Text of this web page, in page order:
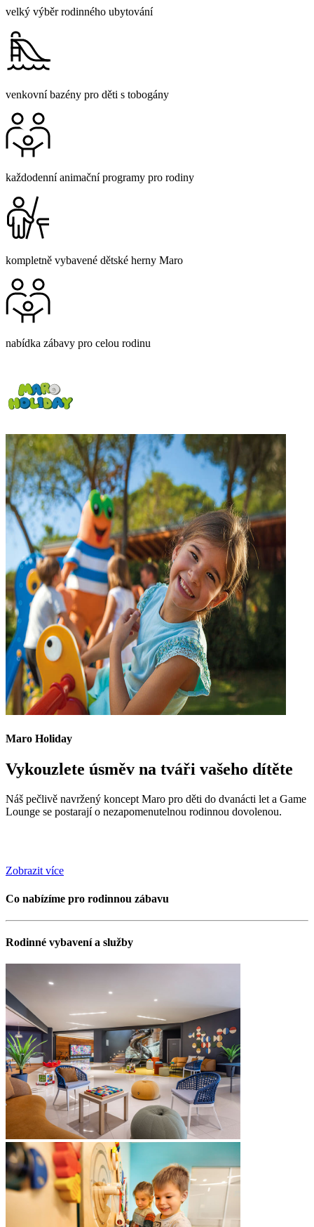
velký výběr rodinného ubytování
venkovní bazény pro děti s tobogány
každodenní animační programy pro rodiny
kompletně vybavené dětské herny Maro
nabídka zábavy pro celou rodinu
Maro Holiday
Vykouzlete úsměv na tváři vašeho dítěte
Náš pečlivě navržený koncept Maro pro děti do dvanácti let a Game
Lounge se postarají o nezapomenutelnou rodinnou dovolenou.
Zobrazit více
Co nabízíme pro rodinnou zábavu
Rodinné vybavení a služby